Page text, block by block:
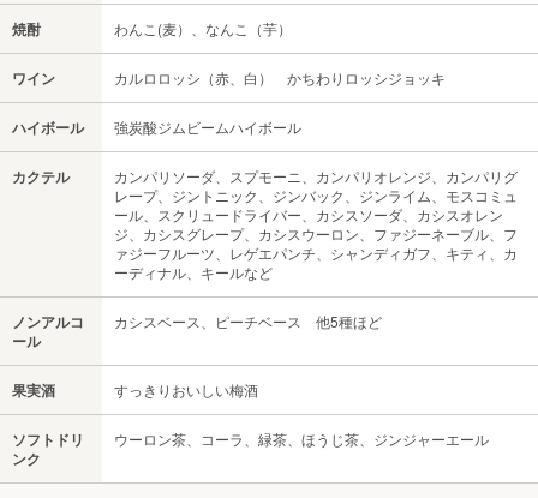
焼酎 わんこ(麦）、なんこ（芋）
ワイン カルロロッシ（赤、白） かちわりロッシジョッキ
ハイボール 強炭酸ジムビームハイボール
カクテル
カンパリソーダ、スプモーニ、カンパリオレンジ、カンパリグ
レープ、ジントニック、ジンバック、ジンライム、モスコミュ
ール、スクリュードライバー、カシスソーダ、カシスオレン
ジ、カシスグレープ、カシスウーロン、ファジーネーブル、フ
ァジーフルーツ、レゲエパンチ、シャンディガフ、キティ、カ
ーディナル、キールなど
ノンアルコ
ール
カシスベース、ピーチベース 他5種ほど
果実酒 すっきりおいしい梅酒
ソフトドリ
ンク
ウーロン茶、コーラ、緑茶、ほうじ茶、ジンジャーエール